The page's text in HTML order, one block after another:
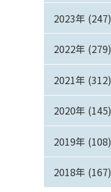
2023年 (247)
2022年 (279)
2021年 (312)
2020年 (145)
2019年 (108)
2018年 (167)